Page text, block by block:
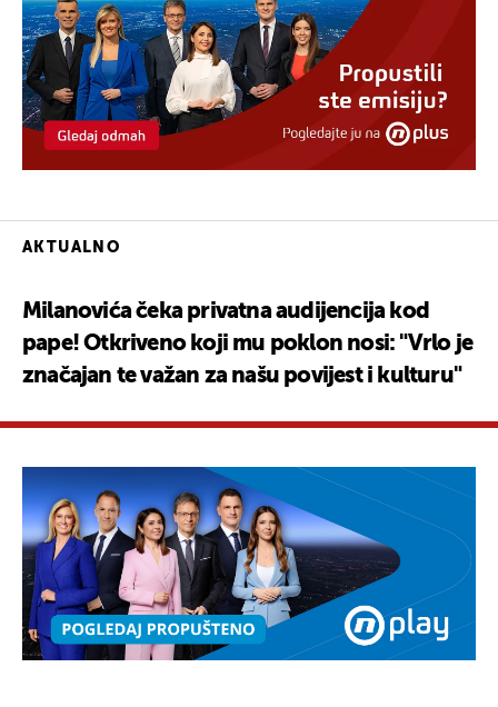
AKTUALNO
Milanovića čeka privatna audijencija kod
pape! Otkriveno koji mu poklon nosi: "Vrlo je
značajan te važan za našu povijest i kulturu"